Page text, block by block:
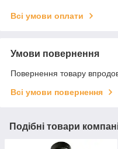
Всі умови оплати
Умови повернення
Повернення товару
Всі умови повернення
Подібні товари